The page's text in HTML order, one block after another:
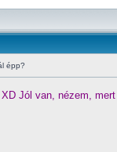
épp?
Jól van, nézem,